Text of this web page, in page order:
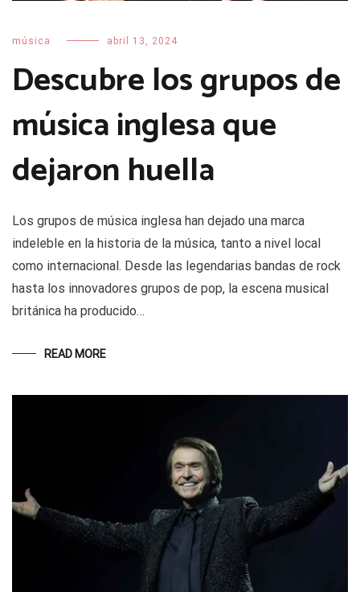
música abril 13, 2024
Descubre los grupos de
música inglesa que
dejaron huella
Los grupos de música inglesa han dejado una marca
indeleble en la historia de la música, tanto a nivel local
como internacional. Desde las legendarias bandas de rock
hasta los innovadores grupos de pop, la escena musical
británica ha producido…
READ MORE